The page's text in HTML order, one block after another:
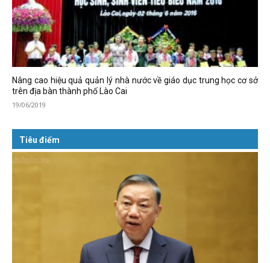
Nâng cao hiệu quả quản lý nhà nước về giáo dục trung học cơ sở
trên địa bàn thành phố Lào Cai
19/06/2019
Tiêu điểm